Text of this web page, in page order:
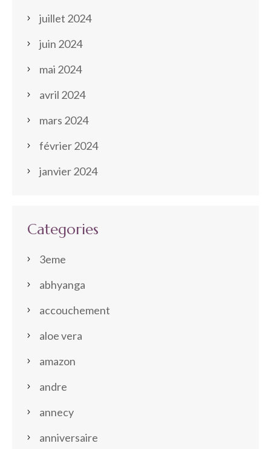
juillet 2024
juin 2024
mai 2024
avril 2024
mars 2024
février 2024
janvier 2024
Categories
3eme
abhyanga
accouchement
aloe vera
amazon
andre
annecy
anniversaire